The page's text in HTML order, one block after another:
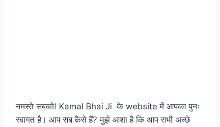
नमस्ते सबको! Kamal Bhai Ji के website में आपका पुनः
स्वागत है। आप सब कैसे हैं? मुझे आशा है कि आप सभी अच्छे